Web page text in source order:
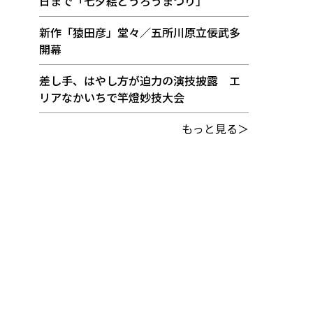
新作「猿田彦」堂々／五所川原立佞武多
開幕
差し手、はやし方が迫力の演技披露 エ
リアなかいちで竿燈妙技大会
もっと見る＞